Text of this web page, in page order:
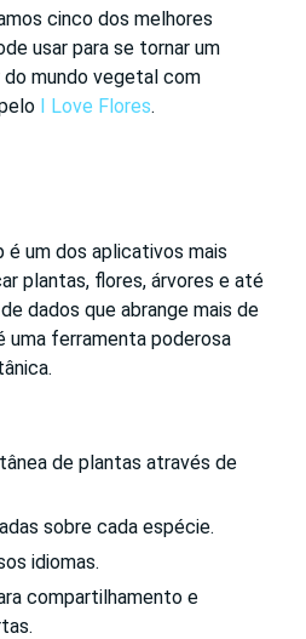
cinco dos melhores
usar para se tornar um
mundo vegetal com
I Love Flores.
é um dos aplicativos mais
plantas, flores, árvores e até
dados que abrange mais de
uma ferramenta poderosa
de plantas através de
sobre cada espécie.
idiomas.
compartilhamento e